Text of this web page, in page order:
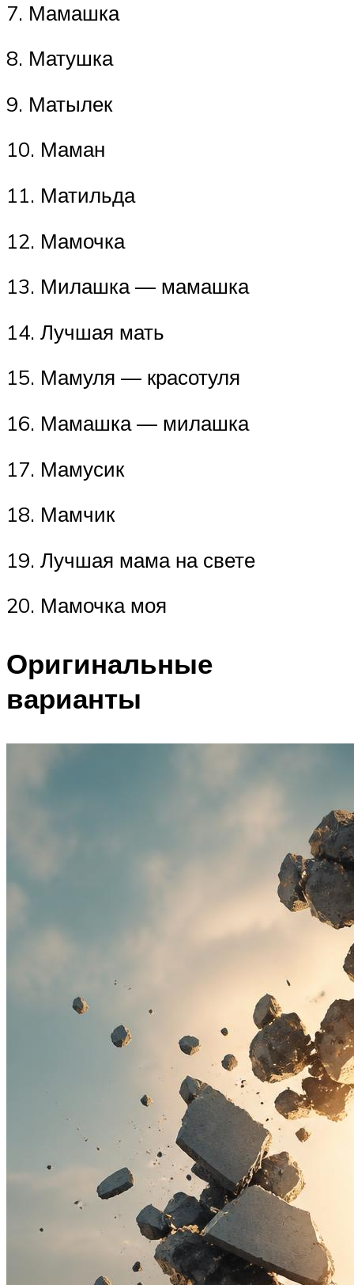
7. Мамашка
8. Матушка
9. Матылек
10. Маман
11. Матильда
12. Мамочка
13. Милашка — мамашка
14. Лучшая мать
15. Мамуля — красотуля
16. Мамашка — милашка
17. Мамусик
18. Мамчик
19. Лучшая мама на свете
20. Мамочка моя
Оригинальные
варианты